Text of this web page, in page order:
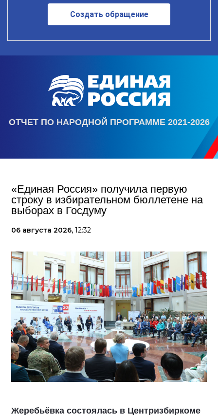
Создать обращение
ОТЧЕТ ПО НАРОДНОЙ ПРОГРАММЕ 2021-2026
«Единая Россия» получила первую
строку в избирательном бюллетене на
выборах в Госдуму
06 августа 2026, 12:32
Жеребьёвка состоялась в Центризбиркоме